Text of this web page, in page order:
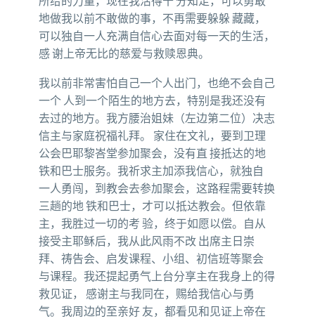
地做我以前不敢做的事，不再需要躲躲 藏藏，
可以独自一人充满自信心去面对每一天的生活，
感 谢上帝无比的慈爱与救赎恩典。
我以前非常害怕自己一个人出门，也绝不会自己
一个 人到一个陌生的地方去，特别是我还没有
去过的地方。我方腰治姐妹（左边第二位）决志
信主与家庭祝福礼拜。 家住在文礼，要到卫理
公会巴耶黎峇堂参加聚会，没有直 接抵达的地
铁和巴士服务。我祈求主加添我信心，就独自
一人勇闯，到教会去参加聚会，这路程需要转换
三趟的地 铁和巴士，才可以抵达教会。但依靠
主，我胜过一切的考 验，终于如愿以偿。自从
接受主耶稣后，我从此风雨不改 出席主日崇
拜、祷告会、启发课程、小组、初信班等聚会
与课程。我还提起勇气上台分享主在我身上的得
救见证， 感谢主与我同在，赐给我信心与勇
气。我周边的至亲好 友，都看见和见证上帝在